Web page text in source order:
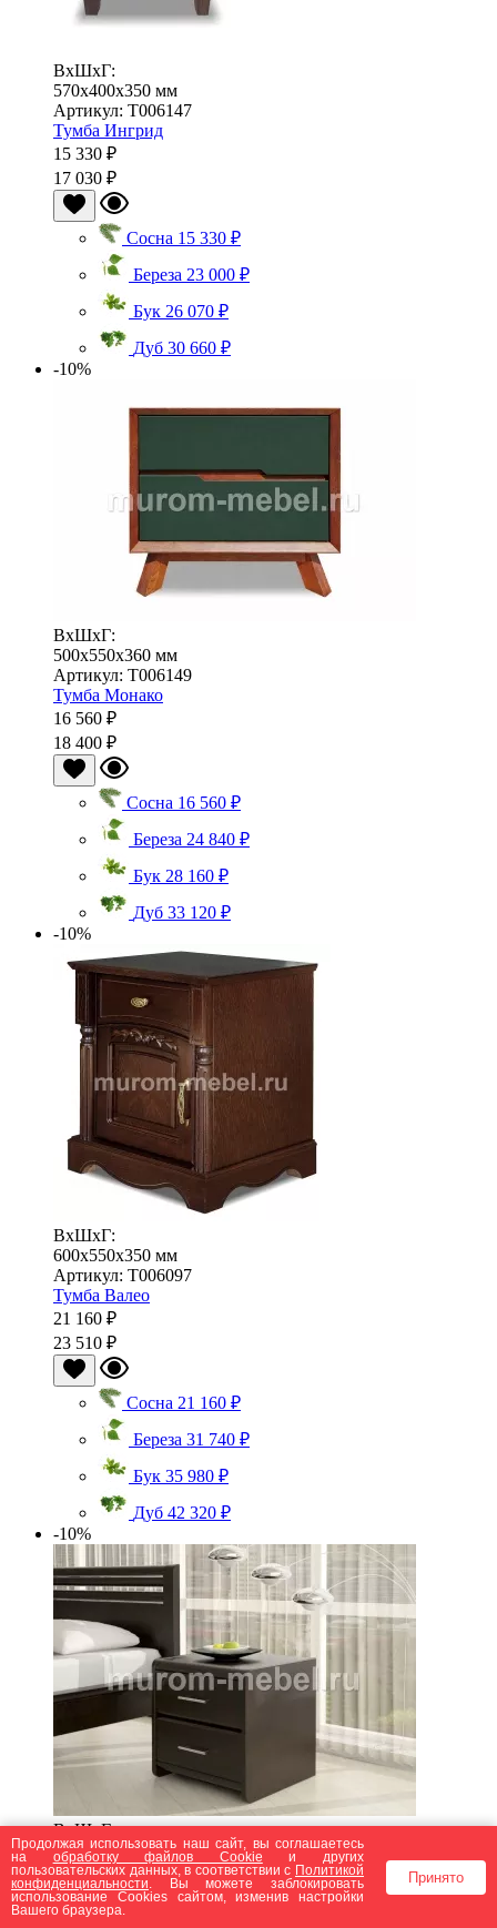
ВхШхГ:
570x400x350 мм
Артикул: Т006147
Тумба Ингрид
15 330 ₽
17 030 ₽
Сосна 15 330 ₽
Береза 23 000 ₽
Бук 26 070 ₽
Дуб 30 660 ₽
-10%
ВхШхГ:
500x550x360 мм
Артикул: Т006149
Тумба Монако
16 560 ₽
18 400 ₽
Сосна 16 560 ₽
Береза 24 840 ₽
Бук 28 160 ₽
Дуб 33 120 ₽
-10%
ВхШхГ:
600x550x350 мм
Артикул: Т006097
Тумба Валео
21 160 ₽
23 510 ₽
Сосна 21 160 ₽
Береза 31 740 ₽
Бук 35 980 ₽
Дуб 42 320 ₽
-10%
ВхШхГ:
500x550x350 мм
Артикул: Т006095
Тумба Вермонт 2 ящика
13 830 ₽
Продолжая использовать наш сайт, вы соглашаетесь
на обработку файлов Сookie и других
пользовательских данных, в соответствии с Политикой
конфиденциальности . Вы можете заблокировать
использование Cookies сайтом, изменив настройки
Вашего браузера.
Принято